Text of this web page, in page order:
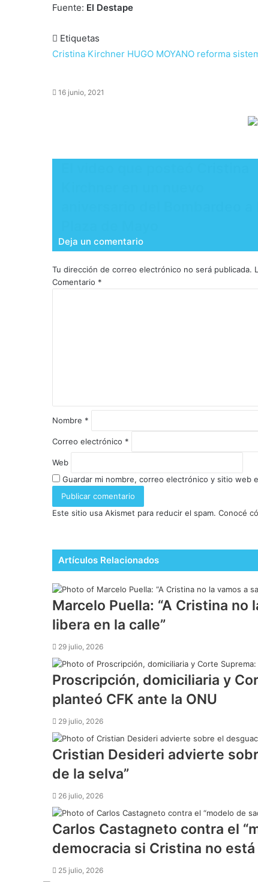
Fuente: El Destape
Etiquetas
Cristina Kirchner HUGO MOYANO reforma
16 junio, 2021
Deja un comentario
Tu dirección de correo electrónico no será publicada.
Comentario *
Nombre *
Correo electrónico *
Web
Guardar mi nombre, correo electrónico y sitio web
Este sitio usa Akismet para reducir el spam. Conocé
Artículos Relacionados
Marcelo Puella: “A Cristina
libera en la calle”
29 julio, 2026
Proscripción, domiciliaria y
planteó CFK ante la ONU
29 julio, 2026
Cristian Desideri advierte
de la selva”
26 julio, 2026
Carlos Castagneto contra el
democracia si Cristina no está
25 julio, 2026